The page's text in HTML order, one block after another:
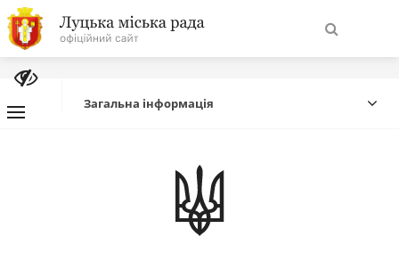
На
головну
Про місто
Міська влада
Загальна інформація